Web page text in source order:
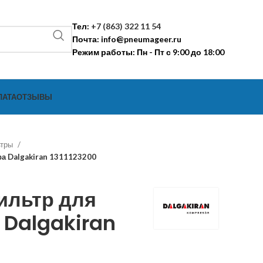
Тел: +7 (863) 322 11 54
Почта: info@pneumageer.ru
Режим работы: Пн - Пт с 9:00 до 18:00
ОТЗЫВЫ
Dalgakiran 1311123200
для
Dalgakiran